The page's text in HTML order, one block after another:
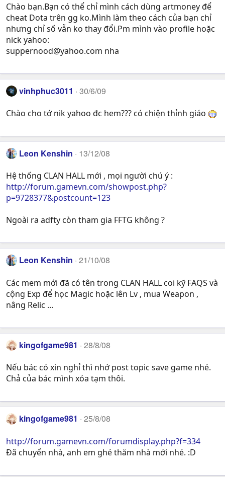
Chào bạn.Bạn có thể chỉ mình cách dùng artmoney để
cheat Dota trên gg ko.Mình làm theo cách của bạn chỉ
nhưng chỉ số vẫn ko thay đổi.Pm mình vào profile hoặc
nick yahoo:
suppernood@yahoo.com nha
vinhphuc3011 30/6/09
Chào cho tớ nik yahoo đc hem??? có chiện thỉnh giáo
Leon Kenshin 13/12/08
Hệ thống CLAN HALL mới , mọi người chú ý :
http://forum.gamevn.com/showpost.php?
p=9728377&postcount=123
Ngoài ra adfty còn tham gia FFTG không ?
Leon Kenshin 21/10/08
Các mem mới đã có tên trong CLAN HALL coi kỹ FAQS và
cộng Exp để học Magic hoặc lên Lv , mua Weapon ,
nâng Relic ...
kingofgame981 28/8/08
Nếu bác có xin nghỉ thì nhớ post topic save game nhé.
Chả của bác mình xóa tạm thôi.
kingofgame981 25/8/08
http://forum.gamevn.com/forumdisplay.php?f=334
Đã chuyển nhà, anh em ghé thăm nhà mới nhé. :D